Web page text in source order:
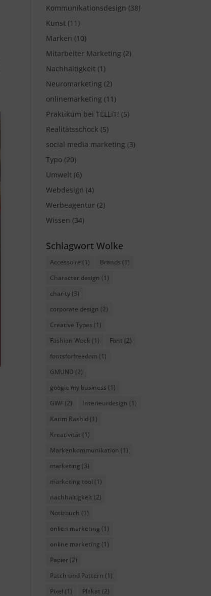
Kommunikationsdesign (38)
Kunst(11)
Marken (10)
Mitarbeiter Marketing (2)
Nachhaltigkeit(1)
Neuromarketing (2)
onlinemarketing (11)
Praktikum bei TELLiT! (5)
Realitätsschock (5)
social media marketing (3)
Typo(20)
Umwelt(6)
Webdesign (4)
Werbeagentur(2)
Wissen (34)
Schlagwort Wolke
Accessoire (1) Brands (1)
Character design (1)
charity(3)
corporate design (2)
Creative Types (1)
Fashion Week (1) Font (2)
fontsforfreedom (1)
GMUND (2)
google my business (1)
GWF(2) Interieurdesign (1)
Karim Rashid (1)
Kreativität (1)
Markenkommunikation (1)
marketing (3)
marketing tool (1)
nachhaltigkeit (2)
Notizbuch (1)
onlien marketing (1)
online marketing (1)
Papier(2)
Patch und Pattern (1)
Pixel (1) Plakat (2)